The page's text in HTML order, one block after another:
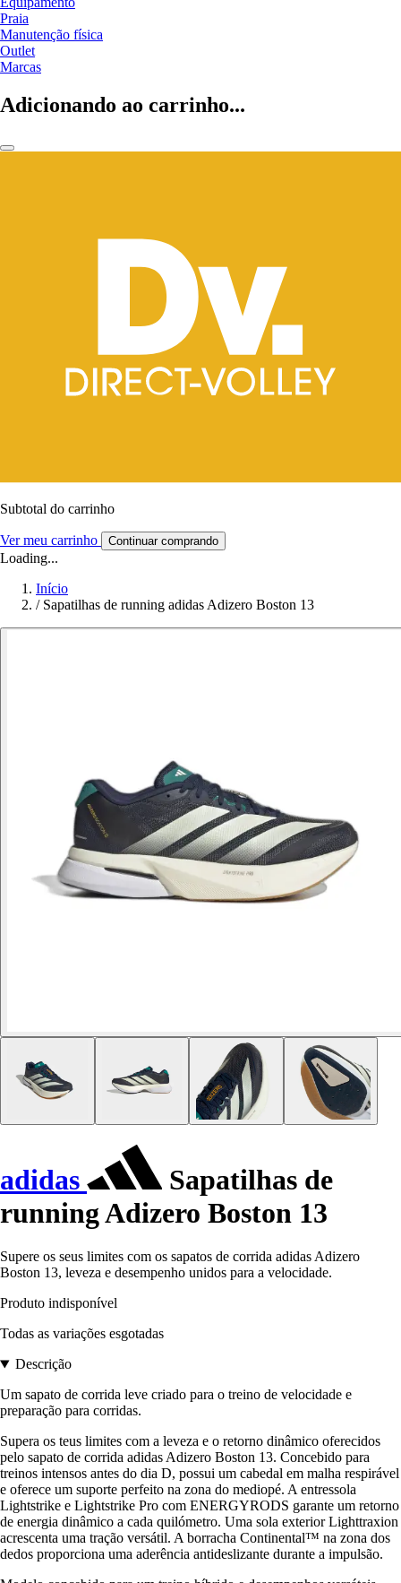
Praia
Manutenção física
Outlet
Marcas
Adicionando ao carrinho...
Subtotal do carrinho
Ver meu carrinho Continuar comprando
Loading...
Início
/ Sapatilhas de running adidas Adizero Boston 13
adidas
Sapatilhas de
running Adizero Boston 13
Supere os seus limites com os sapatos de corrida adidas Adizero
Boston 13, leveza e desempenho unidos para a velocidade.
Produto indisponível
Todas as variações esgotadas
Descrição
Um sapato de corrida leve criado para o treino de velocidade e
preparação para corridas.
Supera os teus limites com a leveza e o retorno dinâmico oferecidos
pelo sapato de corrida adidas Adizero Boston 13. Concebido para
treinos intensos antes do dia D, possui um cabedal em malha respirável
e oferece um suporte perfeito na zona do mediopé. A entressola
Lightstrike e Lightstrike Pro com ENERGYRODS garante um retorno
de energia dinâmico a cada quilómetro. Uma sola exterior Lighttraxion
acrescenta uma tração versátil. A borracha Continental™ na zona dos
dedos proporciona uma aderência antideslizante durante a impulsão.